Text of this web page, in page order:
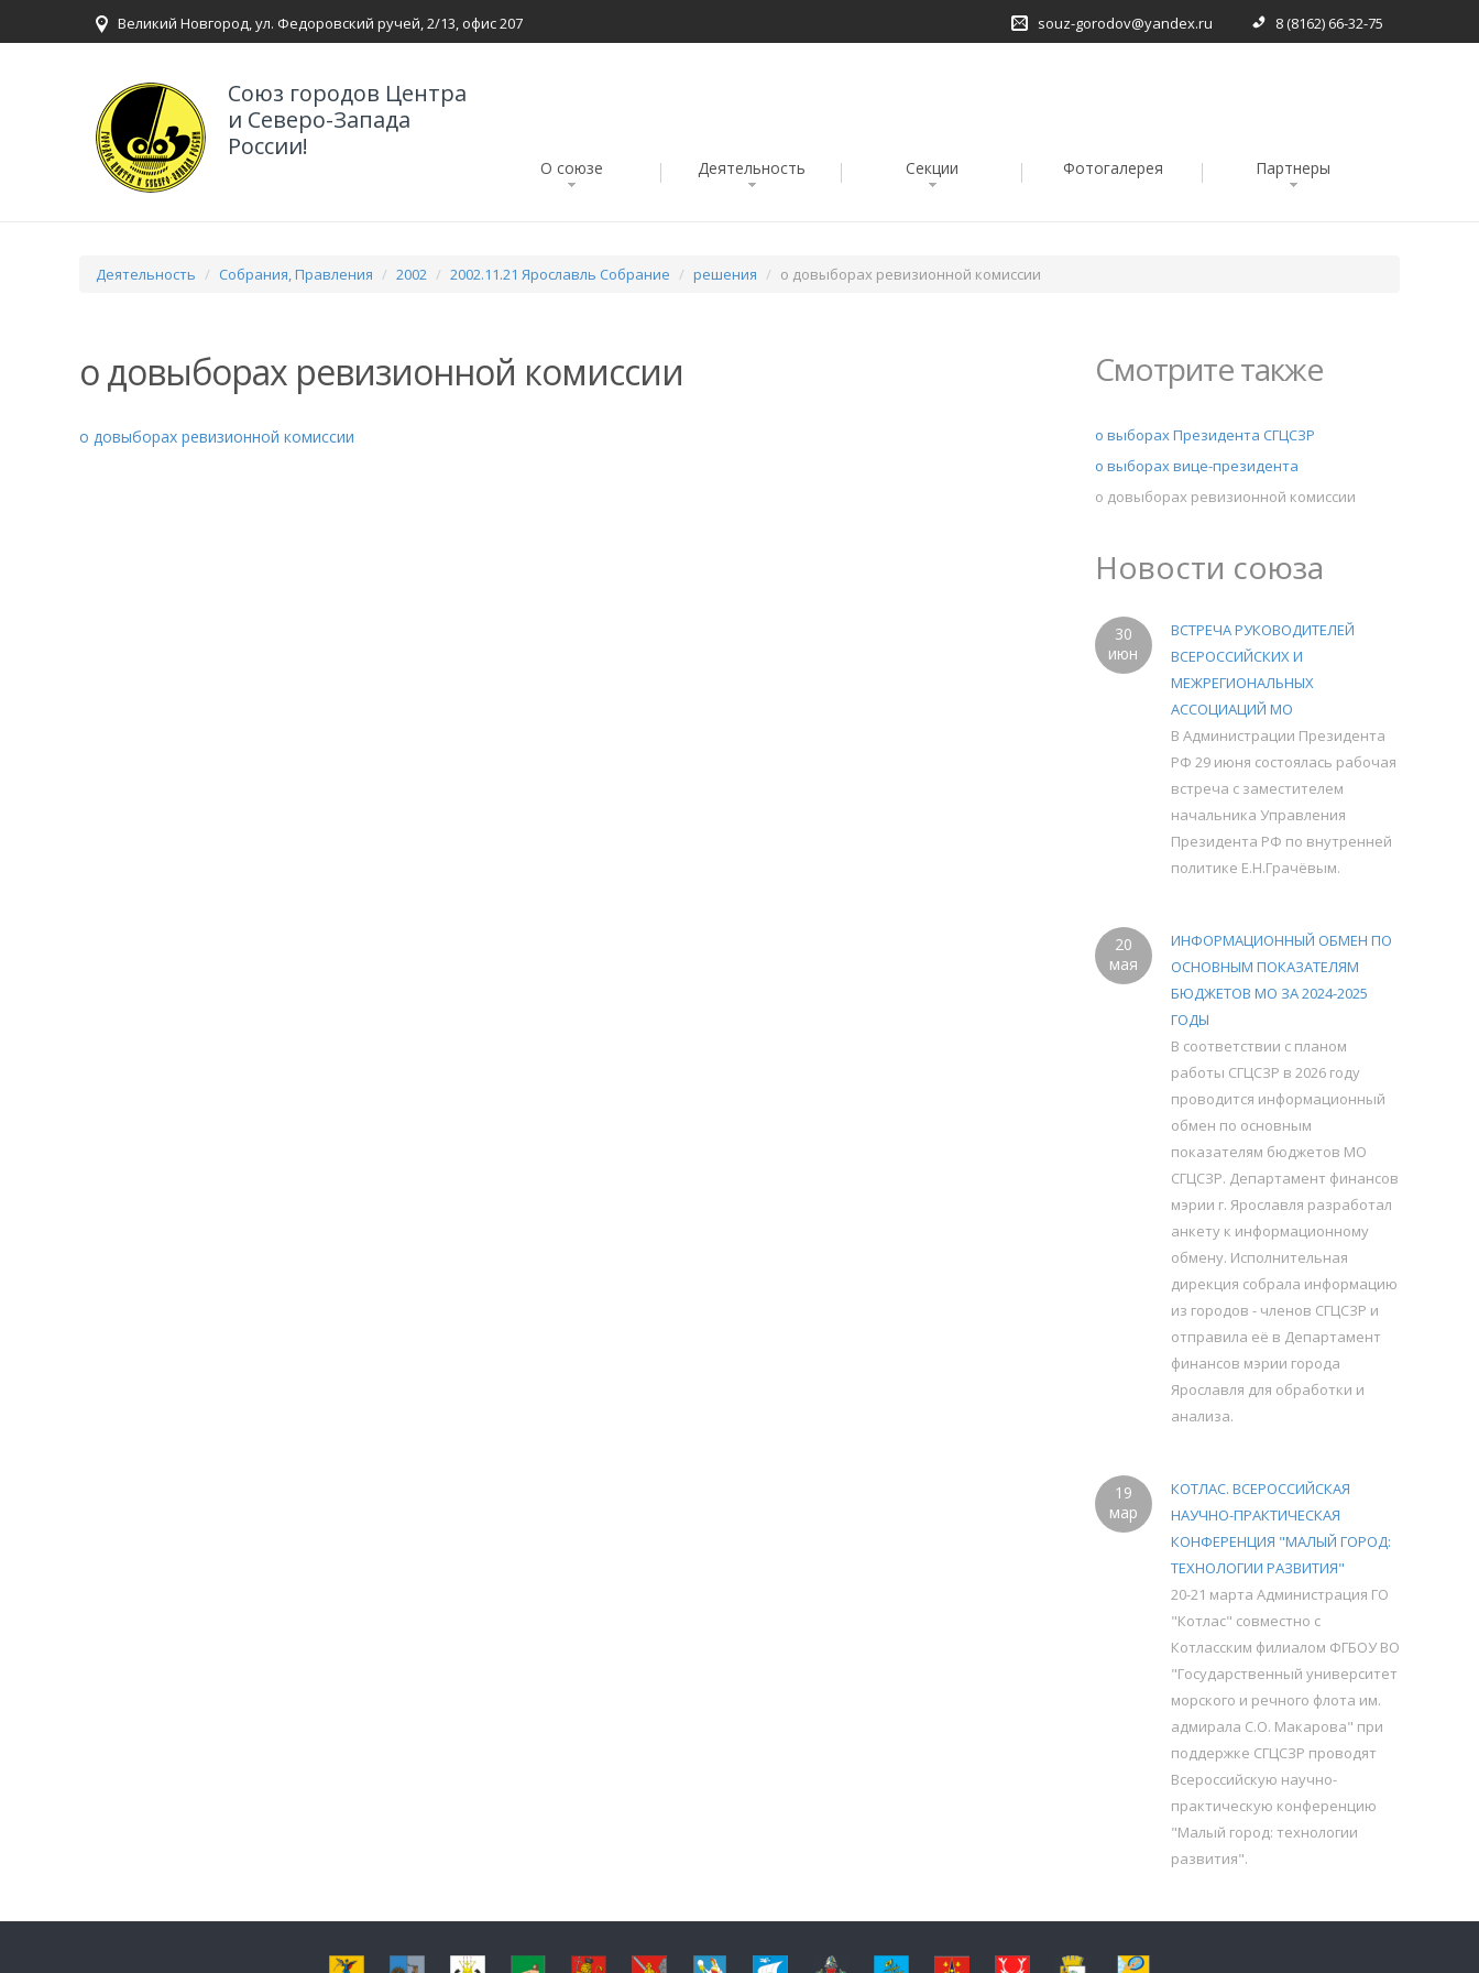
Великий Новгород, ул. Федоровский ручей, 2/13, офис 207 souz-gorodov@yandex.ru 8 (8162) 66-32-75
Союз городов Центра
и Северо-Запада
России!
О союзе Деятельность Секции Фотогалерея Партнеры
Деятельность Собрания, Правления 2002 2002.11.21 Ярославль Собрание решения о довыборах ревизионной комиссии
о довыборах ревизионной комиссии
о довыборах ревизионной комиссии
Смотрите также
о выборах Президента СГЦСЗР
о выборах вице-президента
о довыборах ревизионной комиссии
Новости союза
30
июн
ВСТРЕЧА РУКОВОДИТЕЛЕЙ
ВСЕРОССИЙСКИХ И
МЕЖРЕГИОНАЛЬНЫХ
АССОЦИАЦИЙ МО
В Администрации Президента
РФ 29 июня состоялась рабочая
встреча с заместителем
начальника Управления
Президента РФ по внутренней
политике Е.Н.Грачёвым.
20
мая
ИНФОРМАЦИОННЫЙ ОБМЕН ПО
ОСНОВНЫМ ПОКАЗАТЕЛЯМ
БЮДЖЕТОВ МО ЗА 2024-2025
ГОДЫ
В соответствии с планом
работы СГЦСЗР в 2026 году
проводится информационный
обмен по основным
показателям бюджетов МО
СГЦСЗР. Департамент финансов
мэрии г. Ярославля разработал
анкету к информационному
обмену. Исполнительная
дирекция собрала информацию
из городов - членов СГЦСЗР и
отправила её в Департамент
финансов мэрии города
Ярославля для обработки и
анализа.
19
мар
КОТЛАС. ВСЕРОССИЙСКАЯ
НАУЧНО-ПРАКТИЧЕСКАЯ
КОНФЕРЕНЦИЯ "МАЛЫЙ ГОРОД:
ТЕХНОЛОГИИ РАЗВИТИЯ"
20-21 марта Администрация ГО
"Котлас" совместно с
Котласским филиалом ФГБОУ ВО
"Государственный университет
морского и речного флота им.
адмирала С.О. Макарова" при
поддержке СГЦСЗР проводят
Всероссийскую научно-
практическую конференцию
"Малый город: технологии
развития".